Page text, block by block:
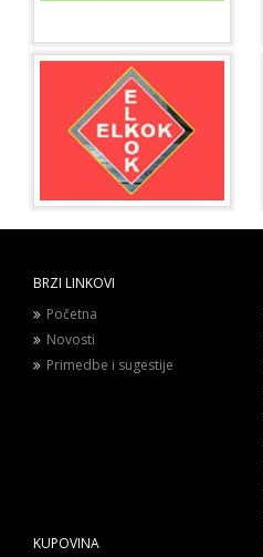
BRZI LINKOVI
Početna
Novosti
Primedbe i sugestije
KUPOVINA